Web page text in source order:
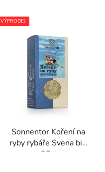
VÝPRODEJ
Sonnentor Koření na
ryby rybáře Svena bio
35g